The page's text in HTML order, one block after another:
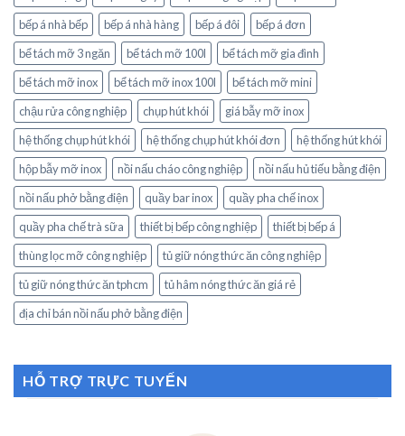
bếp á nhà bếp
bếp á nhà hàng bếp á đôi
bếp á đơn
bể tách mỡ 3 ngăn
bể tách mỡ 100l
bể tách mỡ gia đình
bể tách mỡ inox
bể tách mỡ inox 100l
bể tách mỡ mini
chậu rửa công nghiệp
chụp hút khói
giá bẫy mỡ inox
hệ thống chụp hút khói
hệ thống chụp hút khói đơn
hệ thống hút khói
hộp bẫy mỡ inox
nồi nấu cháo công nghiệp
nồi nấu hủ tiếu bằng điện
nồi nấu phở bằng điện
quầy bar inox
quầy pha chế inox
quầy pha chế trà sữa
thiết bị bếp công nghiệp
thiết bị bếp á
thùng lọc mỡ công nghiệp
tủ giữ nóng thức ăn công nghiệp
tủ giữ nóng thức ăn tphcm
tủ hâm nóng thức ăn giá rẻ
địa chỉ bán nồi nấu phở bằng điện
HỖ TRỢ TRỰC TUYẾN